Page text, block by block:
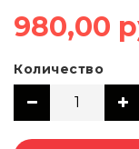
980,00
Количество